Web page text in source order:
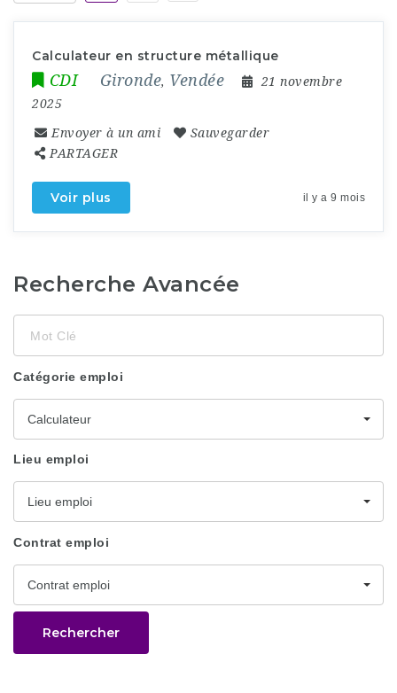
Calculateur en structure métallique
CDI Gironde, Vendée
21 novembre
2025
Envoyer à un ami
Sauvegarder
PARTAGER
Voir plus il y a 9 mois
Recherche Avancée
Clé
Catégorie emploi
Calculateur
Lieu emploi
Lieu emploi
Contrat emploi
Contrat emploi
Rechercher